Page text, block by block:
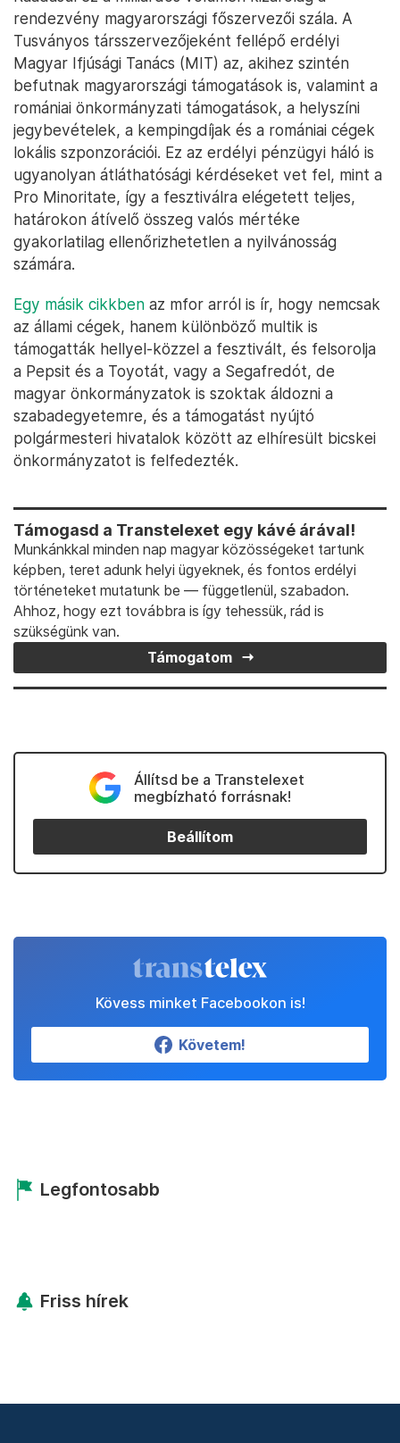
rendezvény magyarországi főszervezői szála. A
Tusványos társszervezőjeként fellépő erdélyi
Magyar Ifjúsági Tanács (MIT) az, akihez szintén
befutnak magyarországi támogatások is, valamint a
romániai önkormányzati támogatások, a helyszíni
jegybevételek, a kempingdíjak és a romániai cégek
lokális szponzorációi. Ez az erdélyi pénzügyi háló is
ugyanolyan átláthatósági kérdéseket vet fel, mint a
Pro Minoritate, így a fesztiválra elégetett teljes,
határokon átívelő összeg valós mértéke
gyakorlatilag ellenőrizhetetlen a nyilvánosság
számára.
Egy másik cikkben az mfor arról is ír, hogy nemcsak
az állami cégek, hanem különböző multik is
támogatták hellyel-közzel a fesztivált, és felsorolja
a Pepsit és a Toyotát, vagy a Segafredót, de
magyar önkormányzatok is szoktak áldozni a
szabadegyetemre, és a támogatást nyújtó
polgármesteri hivatalok között az elhíresült bicskei
önkormányzatot is felfedezték.
Támogasd a Transtelexet egy kávé árával!
Munkánkkal minden nap magyar közösségeket tartunk
képben, teret adunk helyi ügyeknek, és fontos erdélyi
történeteket mutatunk be — függetlenül, szabadon.
Ahhoz, hogy ezt továbbra is így tehessük, rád is
szükségünk van.
Támogatom
Állítsd be a Transtelexet
megbízható forrásnak!
Beállítom
Kövess minket Facebookon is!
Követem!
Legfontosabb
Friss hírek